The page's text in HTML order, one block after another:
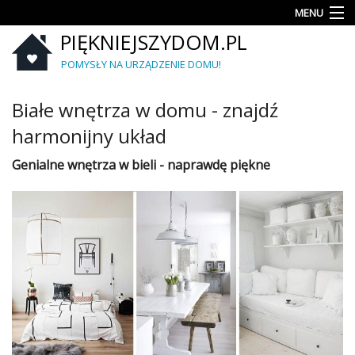
MENU
Aranżacje
wnętrz
Łazienka
Sypialnia
sam
Ogród
Dekoracje
PIĘKNIEJSZYDOM.PL
POMYSŁY NA URZĄDZENIE DOMU!
Białe wnętrza w domu - znajdź
harmonijny układ
Genialnewnętrzawbieli - naprawdę piękne